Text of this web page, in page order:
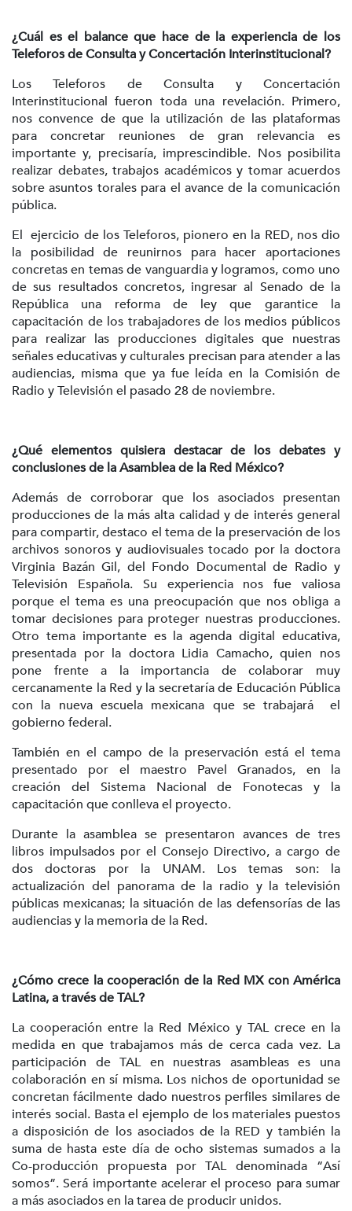
¿Cuál es el balance que hace de la experiencia de los
Teleforos de Consulta y Concertación Interinstitucional?
Los Teleforos de Consulta y Concertación
Interinstitucional fueron toda una revelación. Primero,
nos convence de que la utilización de las plataformas
para concretar reuniones de gran relevancia es
importante y, precisaría, imprescindible. Nos posibilita
realizar debates, trabajos académicos y tomar acuerdos
sobre asuntos torales para el avance de la comunicación
pública.
El ejercicio de los Teleforos, pionero en la RED, nos dio
la posibilidad de reunirnos para hacer aportaciones
concretas en temas de vanguardia y logramos, como uno
de sus resultados concretos, ingresar al Senado de la
República una reforma de ley que garantice la
capacitación de los trabajadores de los medios públicos
para realizar las producciones digitales que nuestras
señales educativas y culturales precisan para atender a las
audiencias, misma que ya fue leída en la Comisión de
Radio y Televisión el pasado 28 de noviembre.
¿Qué elementos quisiera destacar de los debates y
conclusiones de la Asamblea de la Red México?
Además de corroborar que los asociados presentan
producciones de la más alta calidad y de interés general
para compartir, destaco el tema de la preservación de los
archivos sonoros y audiovisuales tocado por la doctora
Virginia Bazán Gil, del Fondo Documental de Radio y
Televisión Española. Su experiencia nos fue valiosa
porque el tema es una preocupación que nos obliga a
tomar decisiones para proteger nuestras producciones.
Otro tema importante es la agenda digital educativa,
presentada por la doctora Lidia Camacho, quien nos
pone frente a la importancia de colaborar muy
cercanamente la Red y la secretaría de Educación Pública
con la nueva escuela mexicana que se trabajará el
gobierno federal.
También en el campo de la preservación está el tema
presentado por el maestro Pavel Granados, en la
creación del Sistema Nacional de Fonotecas y la
capacitación que conlleva el proyecto.
Durante la asamblea se presentaron avances de tres
libros impulsados por el Consejo Directivo, a cargo de
dos doctoras por la UNAM. Los temas son: la
actualización del panorama de la radio y la televisión
públicas mexicanas; la situación de las defensorías de las
audiencias y la memoria de la Red.
¿Cómo crece la cooperación de la Red MX con América
Latina, a través de TAL?
La cooperación entre la Red México y TAL crece en la
medida en que trabajamos más de cerca cada vez. La
participación de TAL en nuestras asambleas es una
colaboración en sí misma. Los nichos de oportunidad se
concretan fácilmente dado nuestros perfiles similares de
interés social. Basta el ejemplo de los materiales puestos
a disposición de los asociados de la RED y también la
suma de hasta este día de ocho sistemas sumados a la
Co-producción propuesta por TAL denominada “Así
somos”. Será importante acelerar el proceso para sumar
a más asociados en la tarea de producir unidos.